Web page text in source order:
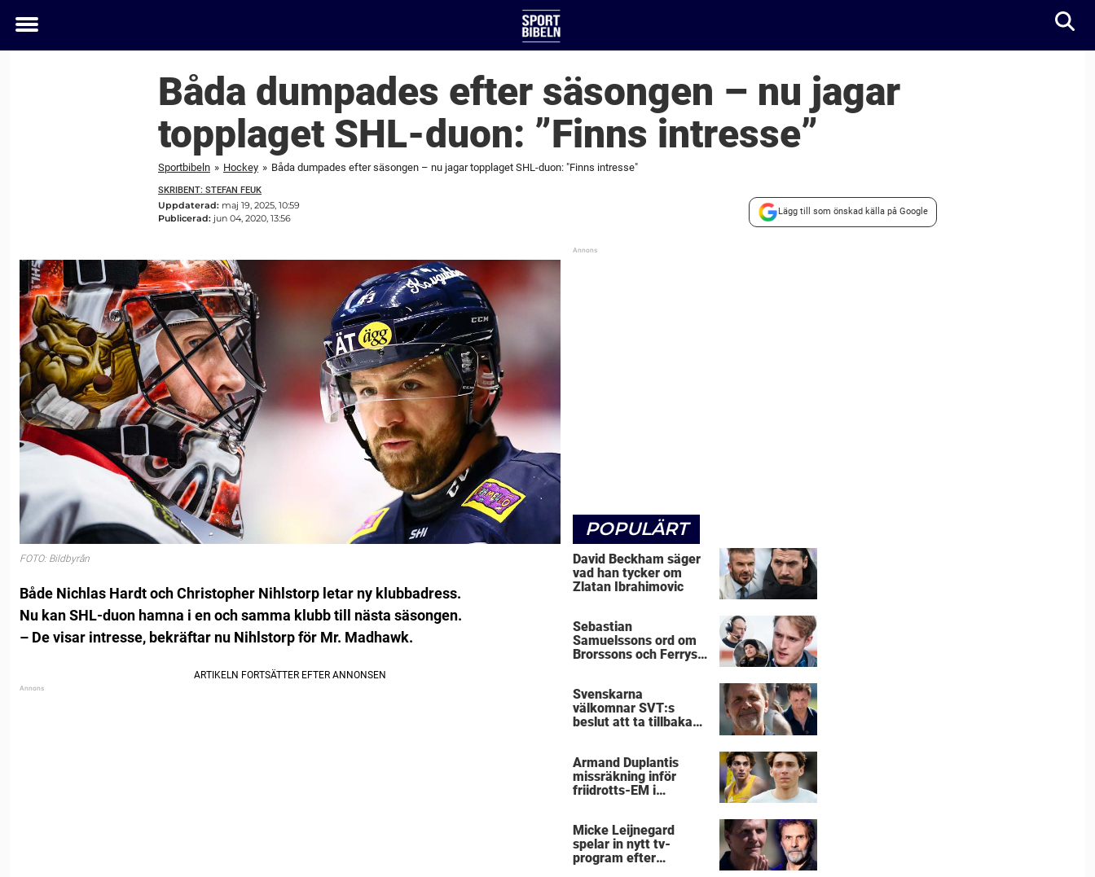
Toggle
Båda dumpades efter säsongen – nu jagar
topplaget SHL-duon: ”Finns intresse”
Sportbibeln » Hockey » Båda dumpades efter säsongen – nu jagar topplaget SHL-duon: "Finns intresse"
SKRIBENT: STEFAN FEUK
Uppdaterad: maj 19, 2025, 10:59
Publicerad: jun 04, 2020, 13:56
Lägg till som önskad källa på Google
FOTO: Bildbyrån
Både Nichlas Hardt och Christopher Nihlstorp letar ny klubbadress.
Nu kan SHL-duon hamna i en och samma klubb till nästa säsongen.
– De visar intresse, bekräftar nu Nihlstorp för Mr. Madhawk.
POPULÄRT
David Beckham säger
vad han tycker om
Zlatan Ibrahimovic
Sebastian
Samuelssons ord om
Brorssons och Ferrys
Svenskarna
välkomnar SVT:s
beslut att ta tillbaka
Armand Duplantis
missräkning inför
friidrotts-EM i
Micke Leijnegard
spelar in nytt tv-
program efter